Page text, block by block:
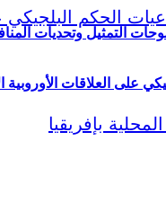
التمثيل وتحديات
على العلاقات الأوروبية